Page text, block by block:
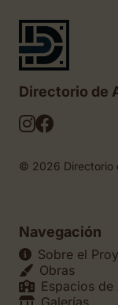
Directorio de
© 2026 Directorio
Navegación
Sobre el
Obras
Espacios de
Galerías